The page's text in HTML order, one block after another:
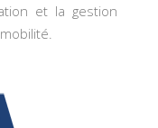
et la gestion